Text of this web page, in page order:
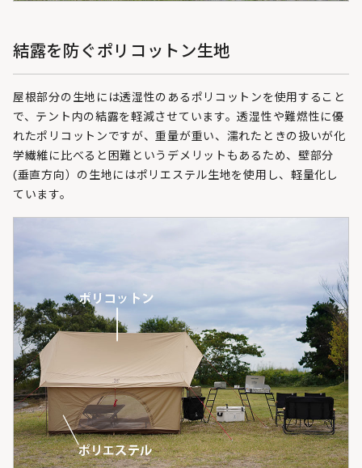
結露を防ぐポリコットン生地
屋根部分の生地には透湿性のあるポリコットンを使用すること
で、テント内の結露を軽減させています。透湿性や難燃性に優
れたポリコットンですが、重量が重い、濡れたときの扱いが化
学繊維に比べると困難というデメリットもあるため、壁部分
(垂直方向）の生地にはポリエステル生地を使用し、軽量化し
ています。